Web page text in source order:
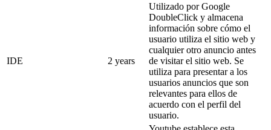
IDE 2 years
Utilizado por Google
DoubleClick y almacena
información sobre cómo el
usuario utiliza el sitio web y
cualquier otro anuncio antes
de visitar el sitio web. Se
utiliza para presentar a los
usuarios anuncios que son
relevantes para ellos de
acuerdo con el perfil del
usuario.